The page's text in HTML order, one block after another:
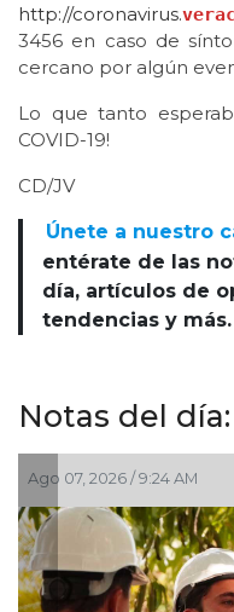
http://coronavirus.
3456 en caso de
cercano por algún
Lo que tanto
COVID-19!
CD/JV
Únete a nuestro
entérate de las
día, artículos de
tendencias y más.
Notas del día: